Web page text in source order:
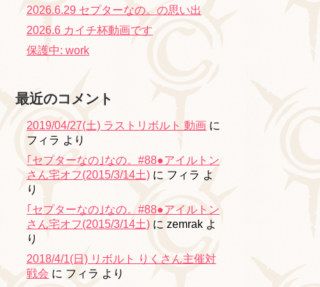
2026.6.29 セプターなの。の思い出
2026.6 カイチ杯動画です
保護中: work
最近のコメント
2019/04/27(土) ラストリボルト 動画 に
フィラ より
｢セプターなの｣なの。#88●アイルトン
さん宅オフ(2015/3/14土) に フィラ よ
り
｢セプターなの｣なの。#88●アイルトン
さん宅オフ(2015/3/14土) に zemrak よ
り
2018/4/1(日) リボルト りくさん主催対
戦会 に フィラ より